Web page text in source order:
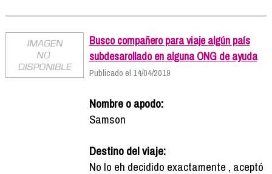
Busco compañero para viaje algún país
subdesarollado en alguna ONG de ayuda
Publicado el 14/04/2019
Nombre o apodo:
Samson
Destino del viaje:
No lo eh decidido exactamente , aceptó